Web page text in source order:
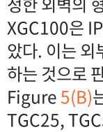
XGC100은
았다. 이는 외
하는 것으로
Figure5(B)
TGC25,